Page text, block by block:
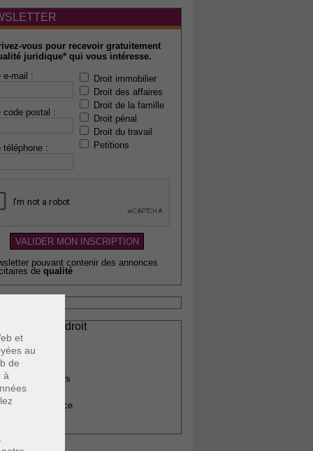
et
au
de
à
vous pour recevoir gratuitement
juridique* qui vous intéresse.
e-mail :
code postal :
téléphone :
Droit immobilier
Droit des affaires
Droit de la famille
Droit pénal
Droit du travail
Petitions
pouvant contenir des annonces
de qualité
du droit
immobiliers
de justice